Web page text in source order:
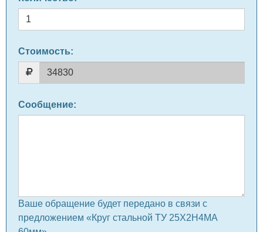
Стоимость:
Сообщение:
Ваше обращение будет передано в связи с
предложением «Круг стальной ТУ 25Х2Н4МА